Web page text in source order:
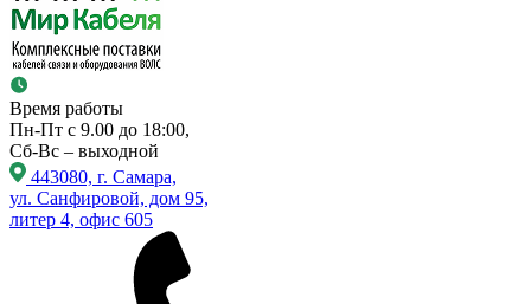
Время работы
Пн-Пт с 9.00 до 18:00,
Сб-Вс – выходной
443080, г. Самара,
ул. Санфировой, дом 95,
литер 4, офис 605